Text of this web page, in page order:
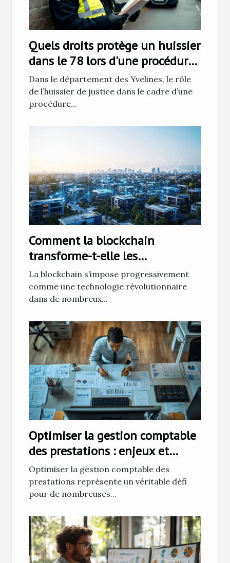
Quels droits protège un huissier
dans le 78 lors d'une procédure
de recouvrement ?
Dans le département des Yvelines, le rôle
de l’huissier de justice dans le cadre d’une
procédure...
Comment la blockchain
transforme-t-elle les
transactions immobilières ?
La blockchain s’impose progressivement
comme une technologie révolutionnaire
dans de nombreux...
Optimiser la gestion comptable
des prestations : enjeux et
solutions
Optimiser la gestion comptable des
prestations représente un véritable défi
pour de nombreuses...